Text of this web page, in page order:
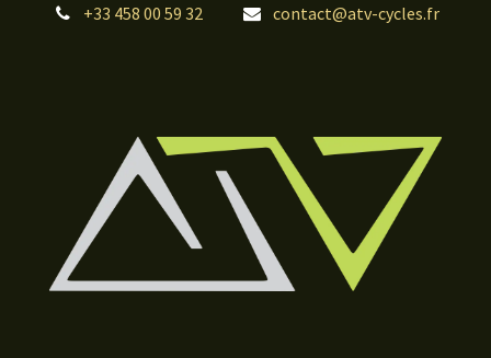
+33 458 00 59 32
contact@atv-cycles.fr